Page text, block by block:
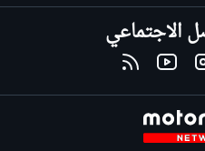
الاجتماعي